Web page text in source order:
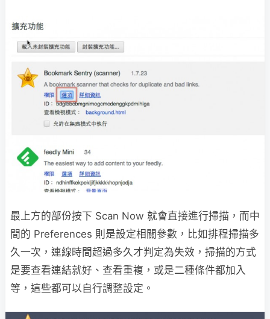
最上方的部份按下 Scan Now 就會直接進行掃描，而中
間的 Preferences 則是設定相關參數，比如排程掃描多
久一次，連線時間超過多久才判定為失效，掃描的方式
是要查看連結就好、查看重複，或是二種條件都加入
等，這些都可以自行調整設定。